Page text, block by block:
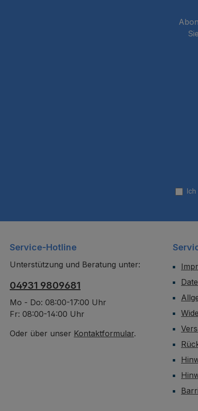
Service-Hotline
Unterstützung und Beratung unter:
04931 9809681
Mo - Do: 08:00-17:00 Uhr
Fr: 08:00-14:00 Uhr
Oder über unser Kontaktformular.